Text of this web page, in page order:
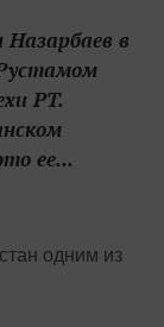
в
РТ.
ее...